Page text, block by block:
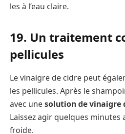
les à l’eau claire.
19. Un traitement
pellicules
Le vinaigre de cidre peut
les pellicules. Après le
avec unesolution de vinaigre
Laissez agir quelques minutes
froide.